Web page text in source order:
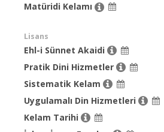
Matüridi Kelamı
Lisans
Ehl-i Sünnet Akaidi
Pratik Dini Hizmetler
Sistematik Kelam
Uygulamalı Din Hizmetleri
Kelam Tarihi